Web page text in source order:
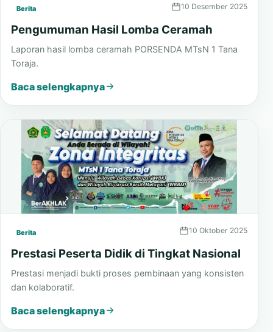
Berita 10 Desember 2025
Pengumuman Hasil Lomba Ceramah
Laporan hasil lomba ceramah PORSENDA MTsN 1 Tana
Toraja.
Baca selengkapnya
Berita 10 Oktober 2025
Prestasi Peserta Didik di Tingkat Nasional
Prestasi menjadi bukti proses pembinaan yang konsisten
dan kolaboratif.
Baca selengkapnya